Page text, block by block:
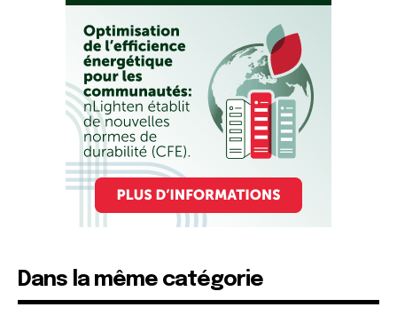
Dans la même catégorie